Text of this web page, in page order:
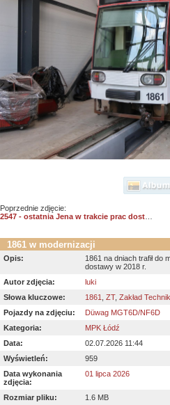
Poprzednie zdjęcie:
2547 - ostatnia Jena w trakcie prac dostosowawczych
1861 w modernizacji
Opis:
1861 na dniach trafił do
dostawy w 2018 r.
Autor zdjęcia:
luki
Słowa kluczowe:
1861 ZT, Zakład
Pojazdy na zdjęciu:
Düwag MGT6D/NF6D
Kategoria:
MPK Łódź
Data:
02.07.2026 11:44
Wyświetleń:
959
Data wykonania
zdjęcia:
01 lipca 2026
Rozmiar pliku: 1.6 MB